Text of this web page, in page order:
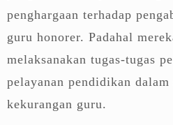
penghargaan terhadap
guru honorer. Padahal
melaksanakan tugas-tugas
pelayanan pendidikan
kekurangan guru.